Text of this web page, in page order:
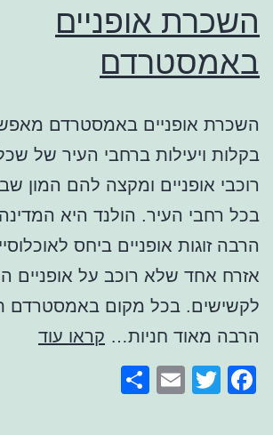
השכרת אופניים
באמסטרדם
השכרת אופניים באמסטרדם
בקלות ויעילות ברחבי העיר של
רוכבי אופניים ומקצה להם המון
בכל רחבי העיר. הולנד היא
הרבה זוגות אופניים ביחס
אזרח אחד שלא רוכב על אופניים
לקשישים. בכל מקום באמסטרדם
הרבה מאוד חניות… קראו עוד
Facebook
Twitter
Email